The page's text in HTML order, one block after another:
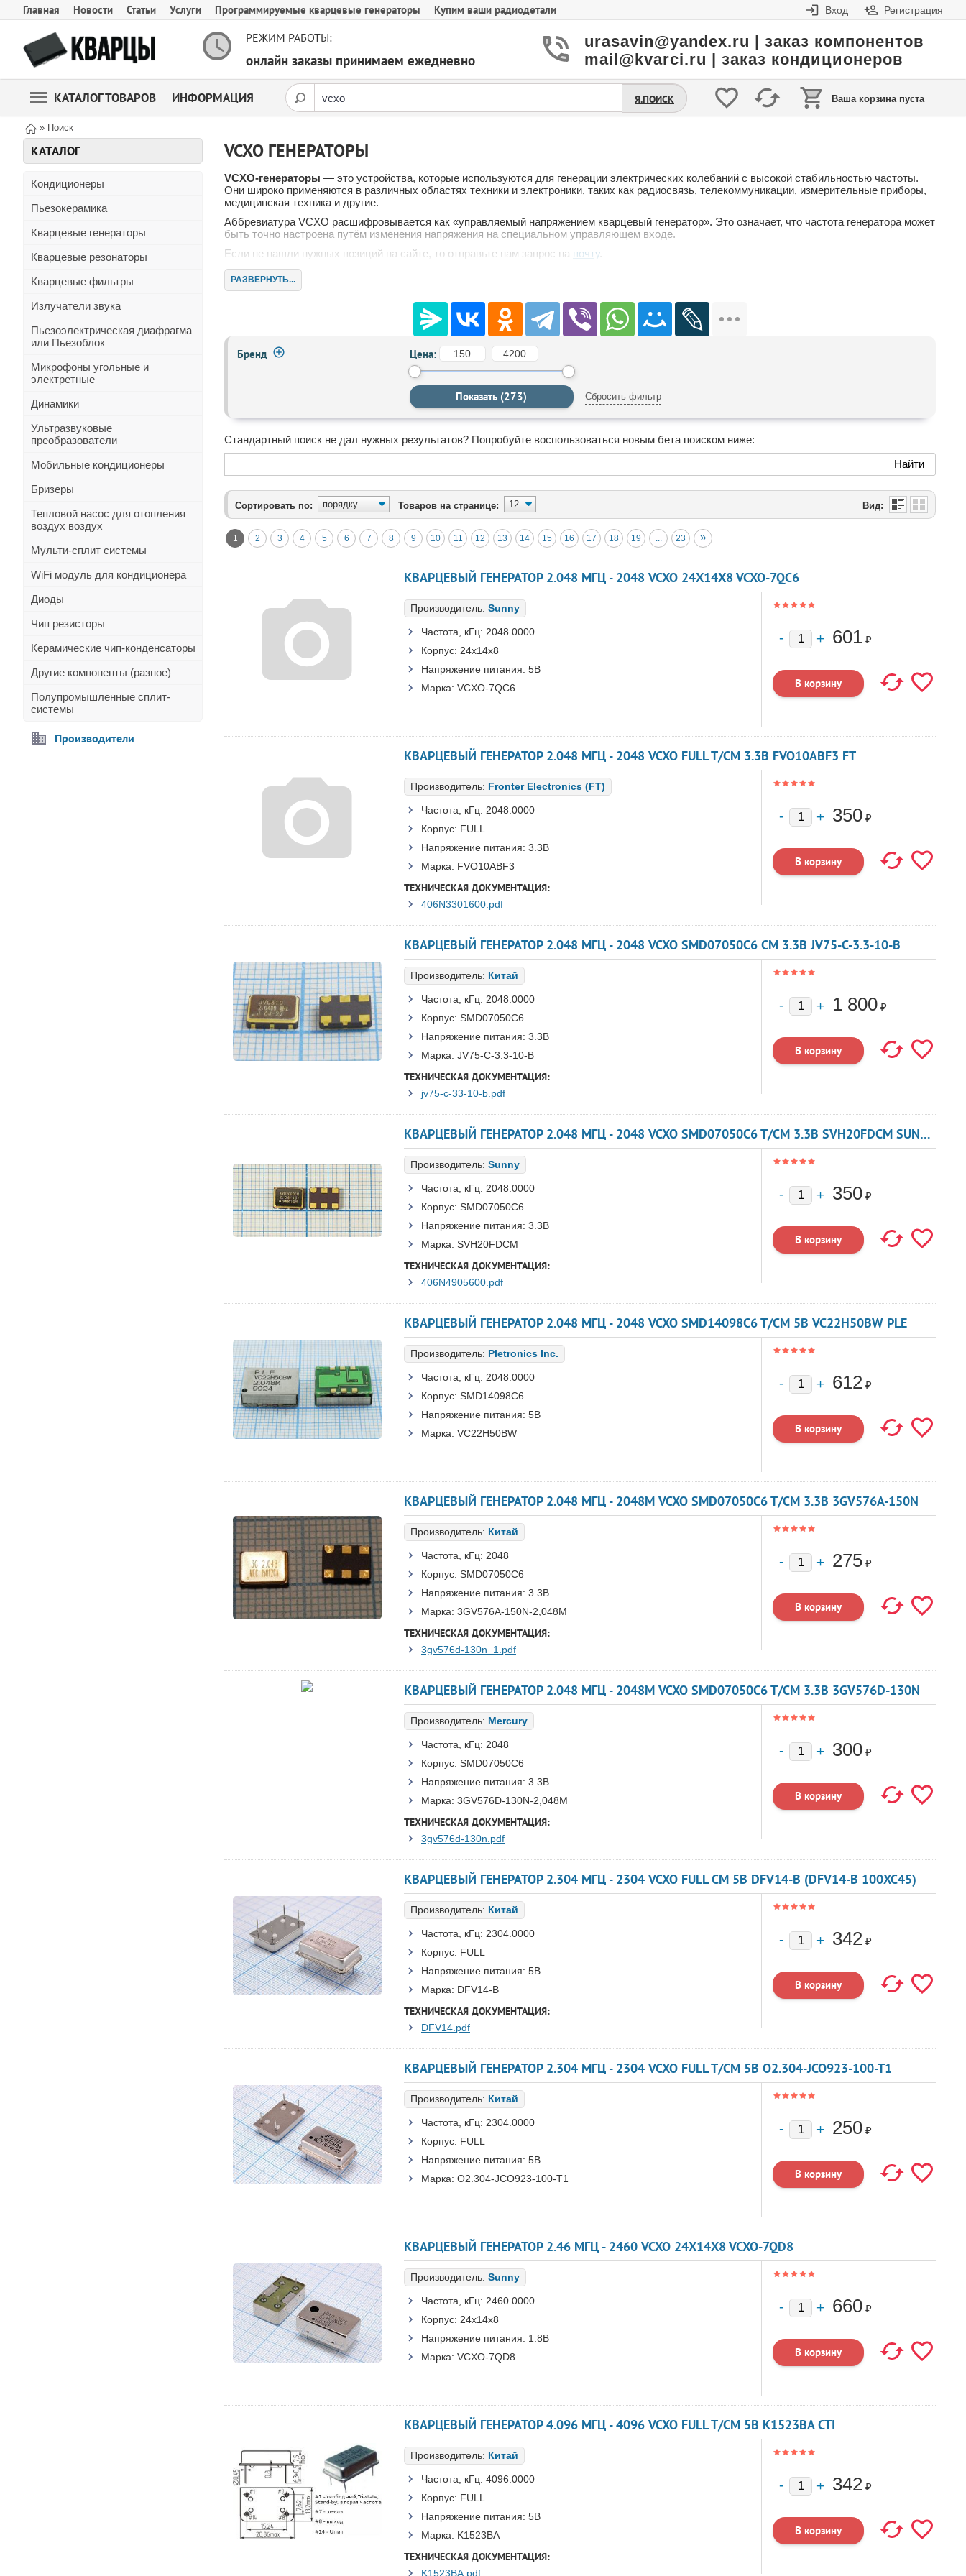
Главная Новости Статьи Услуги Программируемые кварцевые генераторы Купим ваши радиодетали Вход Регистрация
РЕЖИМ РАБОТЫ:
онлайн заказы принимаем ежедневно
urasavin@yandex.ru | заказ компонентов
mail@kvarci.ru | заказ кондиционеров
КАТАЛОГ ТОВАРОВ ИНФОРМАЦИЯ Ваша корзина пуста
Я.ПОИСК
» Поиск
КАТАЛОГ
Кондиционеры
Пьезокерамика
Кварцевые генераторы
Кварцевые резонаторы
Кварцевые фильтры
Излучатели звука
Пьезоэлектрическая диафрагма
или Пьезоблок
Микрофоны угольные и
электретные
Динамики
Ультразвуковые
преобразователи
Мобильные кондиционеры
Бризеры
Тепловой насос для отопления
воздух воздух
Мульти-сплит системы
WiFi модуль для кондиционера
Диоды
Чип резисторы
Керамические чип-конденсаторы
Другие компоненты (разное)
Полупромышленные сплит-
системы
Производители
VCXO ГЕНЕРАТОРЫ
VCXO-генераторы — это устройства, которые используются для генерации электрических колебаний с высокой стабильностью частоты.
Они широко применяются в различных областях техники и электроники, таких как радиосвязь, телекоммуникации, измерительные приборы,
медицинская техника и другие.
Аббревиатура VCXO расшифровывается как «управляемый напряжением кварцевый генератор». Это означает, что частота генератора может
быть точно настроена путём изменения напряжения на специальном управляющем входе.
Если не нашли нужных позиций на сайте, то отправьте нам запрос на почту.
РАЗВЕРНУТЬ...
Бренд Цена: -
Сбросить фильтр
Стандартный поиск не дал нужных результатов? Попробуйте воспользоваться новым бета поиском ниже:
Сортировать по: Товаров на странице: Вид:
1 2 3 4 5 6 7 8 9 10 11 12 13 14 15 16 17 18 19 ... 23 »
КВАРЦЕВЫЙ ГЕНЕРАТОР 2.048 МГЦ - 2048 VCXO 24X14X8 VCXO-7QC6
Производитель: Sunny
Частота, кГц: 2048.0000
Корпус: 24x14x8
Напряжение питания: 5В
Марка: VCXO-7QC6
601 ₽
КВАРЦЕВЫЙ ГЕНЕРАТОР 2.048 МГЦ - 2048 VCXO FULL T/CM 3.3В FVO10ABF3 FT
Производитель: Fronter Electronics (FT)
Частота, кГц: 2048.0000
Корпус: FULL
Напряжение питания: 3.3В
Марка: FVO10ABF3
ТЕХНИЧЕСКАЯ ДОКУМЕНТАЦИЯ:
406N3301600.pdf
350 ₽
КВАРЦЕВЫЙ ГЕНЕРАТОР 2.048 МГЦ - 2048 VCXO SMD07050C6 CM 3.3В JV75-C-3.3-10-B
Производитель: Китай
Частота, кГц: 2048.0000
Корпус: SMD07050C6
Напряжение питания: 3.3В
Марка: JV75-C-3.3-10-B
ТЕХНИЧЕСКАЯ ДОКУМЕНТАЦИЯ:
jv75-c-33-10-b.pdf
1 800 ₽
КВАРЦЕВЫЙ ГЕНЕРАТОР 2.048 МГЦ - 2048 VCXO SMD07050C6 T/CM 3.3В SVH20FDCM SUNNY
Производитель: Sunny
Частота, кГц: 2048.0000
Корпус: SMD07050C6
Напряжение питания: 3.3В
Марка: SVH20FDCM
ТЕХНИЧЕСКАЯ ДОКУМЕНТАЦИЯ:
406N4905600.pdf
350 ₽
КВАРЦЕВЫЙ ГЕНЕРАТОР 2.048 МГЦ - 2048 VCXO SMD14098C6 T/CM 5В VC22H50BW PLE
Производитель: Pletronics Inc.
Частота, кГц: 2048.0000
Корпус: SMD14098C6
Напряжение питания: 5В
Марка: VC22H50BW
612 ₽
КВАРЦЕВЫЙ ГЕНЕРАТОР 2.048 МГЦ - 2048М VCXO SMD07050C6 T/CM 3.3В 3GV576A-150N
Производитель: Китай
Частота, кГц: 2048
Корпус: SMD07050C6
Напряжение питания: 3.3В
Марка: 3GV576A-150N-2,048M
ТЕХНИЧЕСКАЯ ДОКУМЕНТАЦИЯ:
3gv576d-130n_1.pdf
275 ₽
КВАРЦЕВЫЙ ГЕНЕРАТОР 2.048 МГЦ - 2048М VCXO SMD07050C6 T/CM 3.3В 3GV576D-130N
Производитель: Mercury
Частота, кГц: 2048
Корпус: SMD07050C6
Напряжение питания: 3.3В
Марка: 3GV576D-130N-2,048M
ТЕХНИЧЕСКАЯ ДОКУМЕНТАЦИЯ:
3gv576d-130n.pdf
300 ₽
КВАРЦЕВЫЙ ГЕНЕРАТОР 2.304 МГЦ - 2304 VCXO FULL CM 5В DFV14-B (DFV14-B 100XC45)
Производитель: Китай
Частота, кГц: 2304.0000
Корпус: FULL
Напряжение питания: 5В
Марка: DFV14-B
ТЕХНИЧЕСКАЯ ДОКУМЕНТАЦИЯ:
DFV14.pdf
342 ₽
КВАРЦЕВЫЙ ГЕНЕРАТОР 2.304 МГЦ - 2304 VCXO FULL T/CM 5В O2.304-JCO923-100-T1
Производитель: Китай
Частота, кГц: 2304.0000
Корпус: FULL
Напряжение питания: 5В
Марка: O2.304-JCO923-100-T1
250 ₽
КВАРЦЕВЫЙ ГЕНЕРАТОР 2.46 МГЦ - 2460 VCXO 24X14X8 VCXO-7QD8
Производитель: Sunny
Частота, кГц: 2460.0000
Корпус: 24x14x8
Напряжение питания: 1.8В
Марка: VCXO-7QD8
660 ₽
КВАРЦЕВЫЙ ГЕНЕРАТОР 4.096 МГЦ - 4096 VCXO FULL T/CM 5В K1523BA CTI
Производитель: Китай
Частота, кГц: 4096.0000
Корпус: FULL
Напряжение питания: 5В
Марка: K1523BA
ТЕХНИЧЕСКАЯ ДОКУМЕНТАЦИЯ:
K1523BA.pdf
342 ₽